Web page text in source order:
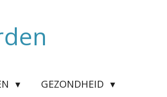
GEZONDHEID